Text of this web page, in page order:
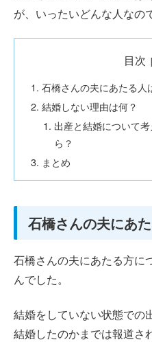
が、いったいどんな人なの
目次
石橋さんの夫にあたる人
結婚しない理由は何？
出産と結婚について
ら？
まとめ
石橋さんの夫にあ
石橋さんの夫にあたる方に
んでした。
結婚をしていない状態での
結婚したのかまでは報道さ